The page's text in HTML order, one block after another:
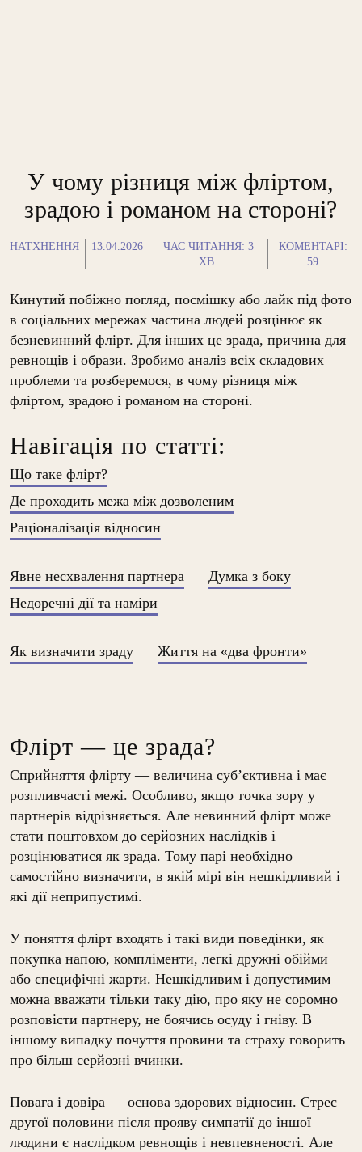
У чому різниця між фліртом,
зрадою і романом на стороні?
НАТХНЕННЯ 13.04.2026 ЧАС ЧИТАННЯ: 3
ХВ.
КОМЕНТАРІ:
59
Кинутий побіжно погляд, посмішку або лайк під фото
в соціальних мережах частина людей розцінює як
безневинний флірт. Для інших це зрада, причина для
ревнощів і образи. Зробимо аналіз всіх складових
проблеми та розберемося, в чому різниця між
фліртом, зрадою і романом на стороні.
Навігація по статті:
Що таке флірт?
Де проходить межа між дозволеним
Раціоналізація відносин
Явне несхвалення партнера
Думка з боку
Недоречні дії та наміри
Як визначити зраду Життя на «два фронти»
Флірт — це зрада?
Сприйняття флірту — величина суб’єктивна і має
розпливчасті межі. Особливо, якщо точка зору у
партнерів відрізняється. Але невинний флірт може
стати поштовхом до серйозних наслідків і
розцінюватися як зрада. Тому парі необхідно
самостійно визначити, в якій мірі він нешкідливий і
які дії неприпустимі.
У поняття флірт входять і такі види поведінки, як
покупка напою, компліменти, легкі дружні обійми
або специфічні жарти. Нешкідливим і допустимим
можна вважати тільки таку дію, про яку не соромно
розповісти партнеру, не боячись осуду і гніву. В
іншому випадку почуття провини та страху говорить
про більш серйозні вчинки.
Повага і довіра — основа здорових відносин. Стрес
другої половини після прояву симпатії до іншої
людини є наслідком ревнощів і невпевненості. Але